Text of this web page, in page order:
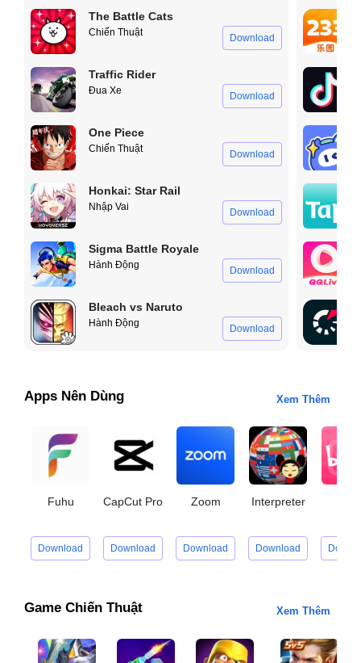
The Battle Cats
Chiến Thuật Download
Traffic Rider
Đua Xe Download
One Piece
Chiến Thuật Download
Honkai: Star Rail
Nhập Vai Download
Sigma Battle Royale
Hành Động Download
Bleach vs Naruto
Hành Động Download
Apps Nên Dùng Xem Thêm
Fuhu
Download
CapCut Pro
Download
Zoom
Download
Interpreter
Download
Game Chiến Thuật Xem Thêm